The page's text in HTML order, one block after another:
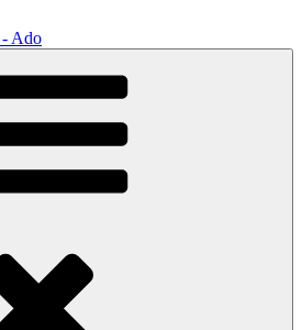
capirle e imparare ad amarle